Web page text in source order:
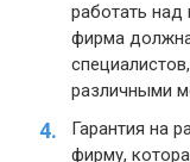
работать
фирма
различными
Гарантия на
фирму,